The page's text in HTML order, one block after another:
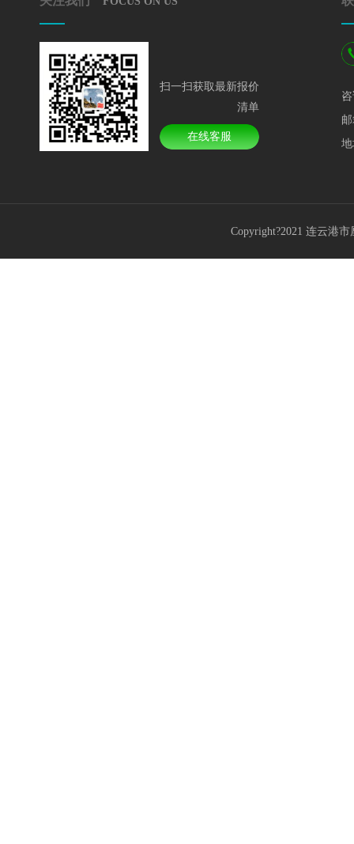
扫一扫获取最新报价
清单
在线客服
Copyright?2021 连云港